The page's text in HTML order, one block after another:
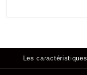
Les caractéristiques